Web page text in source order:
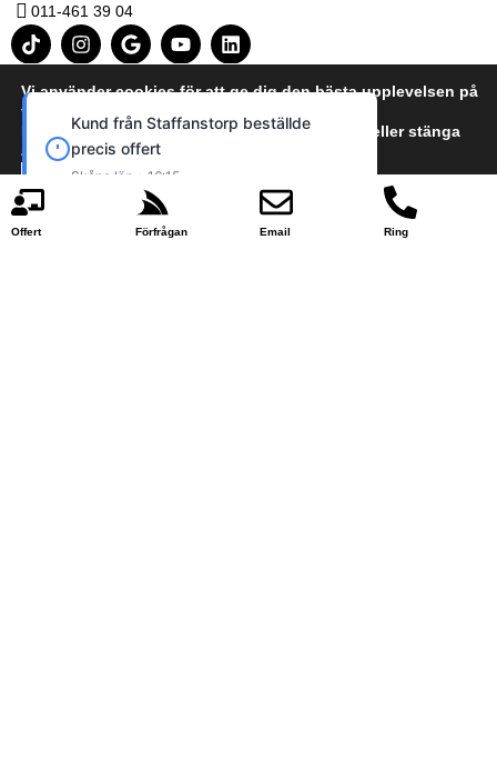
011-461 39 04
T
i
t
I
n
t
a
g
r
a
G
o
g
l
e
Y
o
t
u
b
L
i
k
d
Kontakta oss
Om oss
Integritetspolicy / GDPR
Användarvillkor
Takläggning priskalkylator
Offert Förfrågan Email Ring
Vi använder cookies för att ge dig den bästa upplevelsen på
vår webbplats.
Du kan läsa mer om vilka cookies vi använder eller stänga
av dem i
cookie policy
Acceptera Neka
Kund från Staffanstorp beställde
precis offert
Skåne län • 16:15